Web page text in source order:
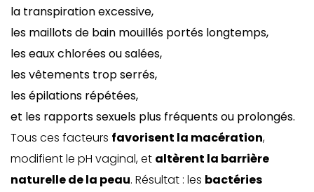
la transpiration excessive,
les maillots de bain mouillés portés longtemps,
les eaux chlorées ou salées,
les vêtements trop serrés,
les épilations répétées,
et les rapports sexuels plus fréquents ou prolongés.
Tous ces facteurs favorisent la macération,
modifient le pH vaginal, et altèrent la barrière
naturelle de la peau. Résultat : les bactéries